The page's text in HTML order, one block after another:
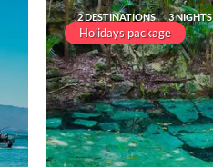
2 DESTINATIONS 3 NIGHTS
Holidays package